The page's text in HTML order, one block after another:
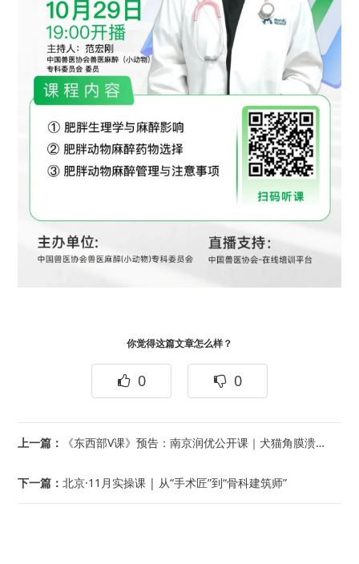
你觉得这篇文章怎么样？
0 0
上一篇： 《东西部V课》预告：南京润优公开课｜犬猫角膜溃疡的治疗
下一篇：北京·11月实操课 | 从“手术匠”到“骨科建筑师”